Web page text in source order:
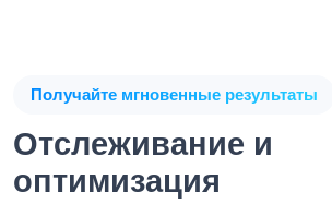
Отслеживание и
оптимизация